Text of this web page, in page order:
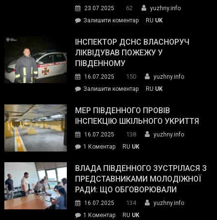
гуманітарну
допомогу
23.07.2025 62
yuzhny.info
Залишити коментарon
провів
нараду
силових
та
органів:
«Наш
спільний
окупанти.
Маємо
діяти
команда
RU UK
ІНСПЕКТОР ДСНС ВЛАСНОРУЧ
ЛІКВІДУВАВ ПОЖЕЖУ У
ПІВДЕННОМУ
16.07.2025 150
yuzhny.info
Залишити коментарon
ДСНС
власноруч
пожежу
у
RU UK
МЕР ПІВДЕННОГО ПРОВІВ
ІНСПЕКЦІЮ ШКІЛЬНОГО УКРИТТЯ
16.07.2025 138
yuzhny.info
1 Коментардо
Південного
провів
інспекцію
RU UK
ВЛАДА ПІВДЕННОГО ЗУСТРІЛАСЯ З
ПРЕДСТАВНИКАМИ МОЛОДІЖНОЇ
РАДИ: ЩО ОБГОВОРЮВАЛИ
16.07.2025 134
yuzhny.info
1 Коментардо RU UK